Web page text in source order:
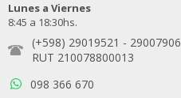
Lunes a Viernes
8:45 a 18:30hs.
(+598) 29019521 - 29007906
RUT 210078800013
098 366 670